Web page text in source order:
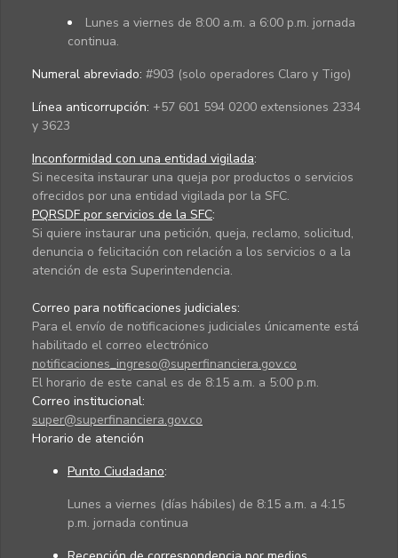
Lunes a viernes de 8:00 a.m. a 6:00 p.m. jornada
continua.
Numeral abreviado: #903 (solo operadores Claro y Tigo)
Línea anticorrupción: +57 601 594 0200 extensiones 2334
y 3623
Inconformidad con una entidad vigilada:
Si necesita instaurar una queja por productos o servicios
ofrecidos por una entidad vigilada por la SFC.
PQRSDF por servicios de la SFC:
Si quiere instaurar una petición, queja, reclamo, solicitud,
denuncia o felicitación con relación a los servicios o a la
atención de esta Superintendencia.
Correo para notificaciones judiciales:
Para el envío de notificaciones judiciales únicamente está
habilitado el correo electrónico
notificaciones_ingreso@superfinanciera.gov.co
El horario de este canal es de 8:15 a.m. a 5:00 p.m.
Correo institucional:
super@superfinanciera.gov.co
Horario de atención
Punto Ciudadano:
Lunes a viernes (días hábiles) de 8:15 a.m. a 4:15
p.m. jornada continua